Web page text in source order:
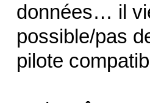
données… il
possible/pas
pilote